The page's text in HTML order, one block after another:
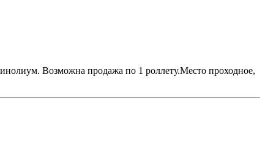
Возможна продажа по 1 роллету.Место проходное,